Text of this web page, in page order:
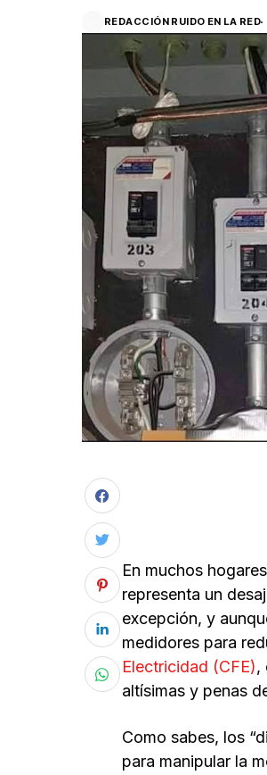
REDACCIÓN RUIDO EN LA RED
En muchos
representa un
excepción, y
medidores para
Electricidad (CFE),
altísimas y penas
Como sabes, los
para manipular la